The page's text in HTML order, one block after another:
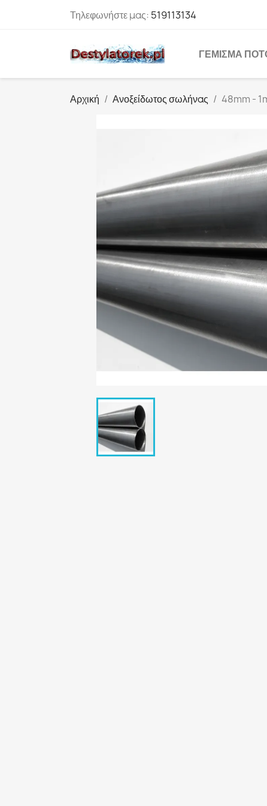
Τηλεφωνήστε μας: 519113134
ΓΈΜΙΣΜΑ
Αρχική Ανοξείδωτος σωλήνας 48mm -